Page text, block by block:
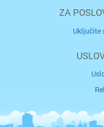
ZA
Uključite